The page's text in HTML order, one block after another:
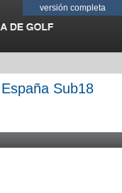
versión completa
Sub18